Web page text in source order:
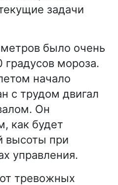
задачи
было очень
градусов мороза.
начало
с трудом двигал
Он
как будет
высоты при
управления.
тревожных